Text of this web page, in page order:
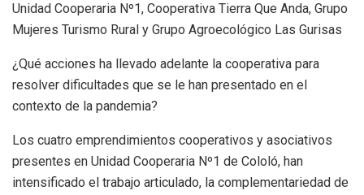
Unidad Cooperaria Nº1, Cooperativa Tierra Que Anda, Grupo
Mujeres Turismo Rural y Grupo Agroecológico Las Gurisas
¿Qué acciones ha llevado adelante la cooperativa para
resolver dificultades que se le han presentado en el
contexto de la pandemia?
Los cuatro emprendimientos cooperativos y asociativos
presentes en Unidad Cooperaria Nº1 de Cololó, han
intensificado el trabajo articulado, la complementariedad de